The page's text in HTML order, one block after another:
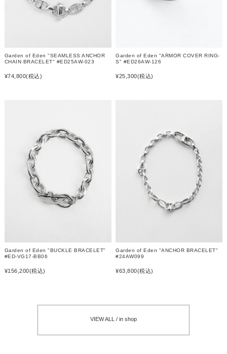
Garden of Eden "SEAMLESS ANCHOR
CHAIN BRACELET" #ED25AW-023
¥74,800(税込)
Garden of Eden "ARMOR COVER RING-
S" #ED26AW-126
¥25,300(税込)
Garden of Eden "BUCKLE BRACELET"
#ED-VG17-BB06
¥156,200(税込)
Garden of Eden "ANCHOR BRACELET"
#24AW099
¥63,800(税込)
VIEW ALL / in shop